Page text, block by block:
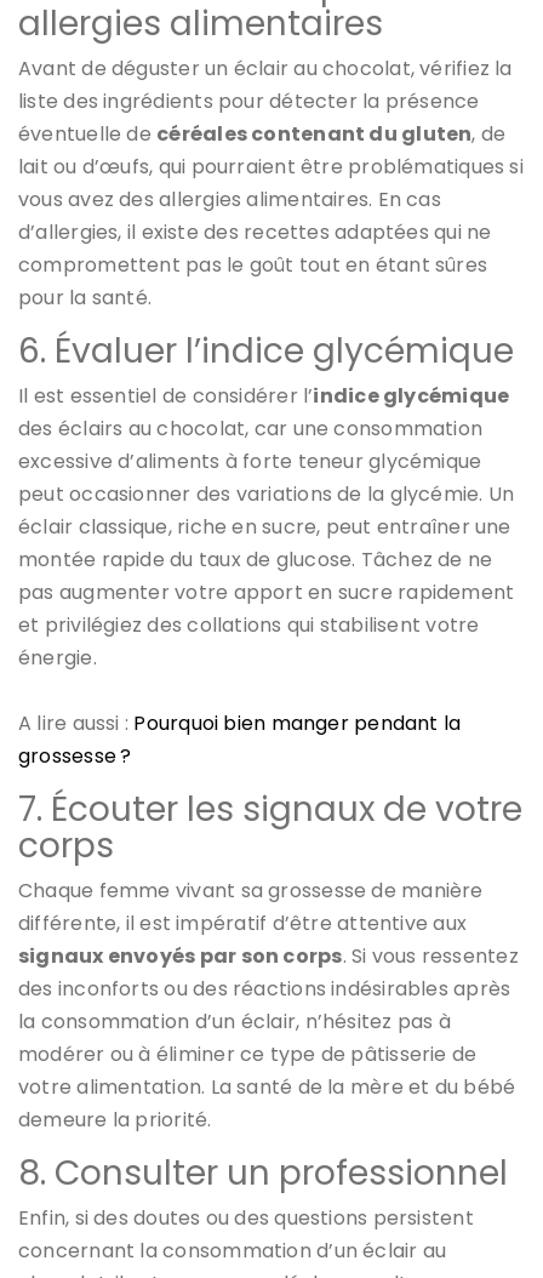
allergies alimentaires
Avant de déguster un éclair au chocolat, vérifiez la
liste des ingrédients pour détecter la présence
éventuelle de céréales contenant du gluten, de
lait ou d’œufs, qui pourraient être problématiques si
vous avez des allergies alimentaires. En cas
d’allergies, il existe des recettes adaptées qui ne
compromettent pas le goût tout en étant sûres
pour la santé.
6. Évaluer l’indice glycémique
Il est essentiel de considérer l’indice glycémique
des éclairs au chocolat, car une consommation
excessive d’aliments à forte teneur glycémique
peut occasionner des variations de la glycémie. Un
éclair classique, riche en sucre, peut entraîner une
montée rapide du taux de glucose. Tâchez de ne
pas augmenter votre apport en sucre rapidement
et privilégiez des collations qui stabilisent votre
énergie.
A lire aussi : Pourquoi bien manger pendant la
grossesse ?
7. Écouter les signaux de votre
corps
Chaque femme vivant sa grossesse de manière
différente, il est impératif d’être attentive aux
signaux envoyés par son corps. Si vous ressentez
des inconforts ou des réactions indésirables après
la consommation d’un éclair, n’hésitez pas à
modérer ou à éliminer ce type de pâtisserie de
votre alimentation. La santé de la mère et du bébé
demeure la priorité.
8. Consulter un professionnel
Enfin, si des doutes ou des questions persistent
concernant la consommation d’un éclair au